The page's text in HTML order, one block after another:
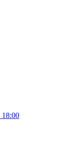
18:00